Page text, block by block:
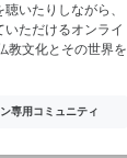
いたりしながら、
ただけるオンライ
教文化とその世界を
専用コミュニティ